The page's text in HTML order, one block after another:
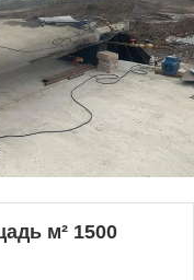
м² 1500